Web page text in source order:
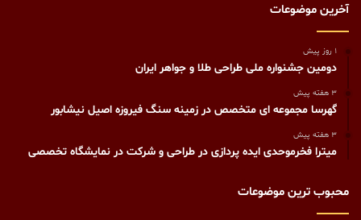
آخرین موضوعات
1 روز پیش
دومین جشنواره ملی طراحی طلا و جواهر ایران
3 هفته پیش
گهرسا مجموعه ای متخصص در زمینه سنگ فیروزه اصیل نیشابور
3 هفته پیش
میترا فخرموحدی ایده پردازی در طراحی و شرکت در نمایشگاه تخصصی
محبوب ترین موضوعات